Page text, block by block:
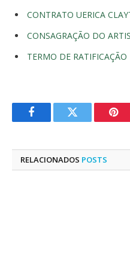
CONTRATO UERICA
CONSAGRAÇÃO DO
TERMO DE
FacebookTwitter
RELACIONADOS POSTS